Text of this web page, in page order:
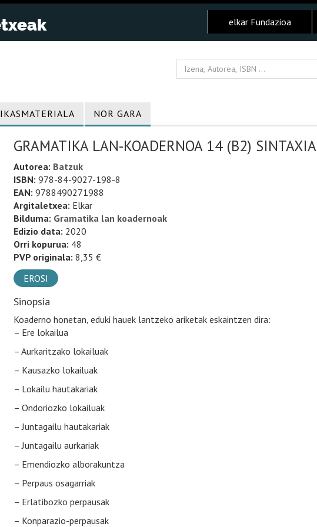
elkar Fundazioa
IKASMATERIALA NOR GARA
GRAMATIKA LAN-KOADERNOA 14 (B2) SINTAXIA
Autorea: Batzuk
ISBN: 978-84-9027-198-8
EAN: 9788490271988
Argitaletxea: Elkar
Bilduma: Gramatika lan koadernoak
Edizio data: 2020
Orri kopurua: 48
PVP originala: 8,35 €
EROSI
Sinopsia
Koaderno honetan, eduki hauek lantzeko ariketak eskaintzen dira:
– Ere lokailua
– Aurkaritzako lokailuak
– Kausazko lokailuak
– Lokailu hautakariak
– Ondoriozko lokailuak
– Juntagailu hautakariak
– Juntagailu aurkariak
– Emendiozko alborakuntza
– Perpaus osagarriak
– Erlatibozko perpausak
– Konparazio-perpausak